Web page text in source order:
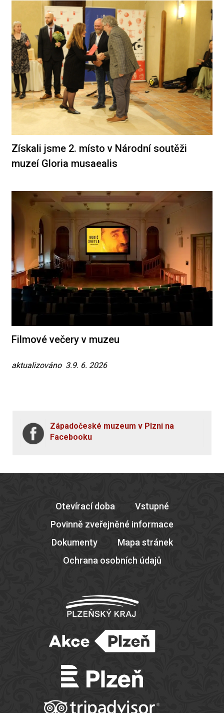
Získali jsme 2. místo v Národní soutěži
muzeí Gloria musaealis
Filmové večery v muzeu
aktualizováno 3.9. 6. 2026
Západočeské muzeum v Plzni na
Facebooku
Otevírací doba
Vstupné
Povinně zveřejněné informace
Dokumenty
Mapa stránek
Ochrana osobních údajů